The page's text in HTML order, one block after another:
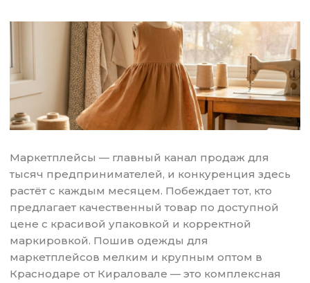
Маркетплейсы — главный канал продаж для
тысяч предпринимателей, и конкуренция здесь
растёт с каждым месяцем. Побеждает тот, кто
предлагает качественный товар по доступной
цене с красивой упаковкой и корректной
маркировкой. Пошив одежды для
маркетплейсов мелким и крупным оптом в
Краснодаре от Кираловале — это комплексная